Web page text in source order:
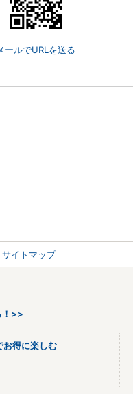
ールでURLを送る
サイトマップ
！>>
お得に楽しむ